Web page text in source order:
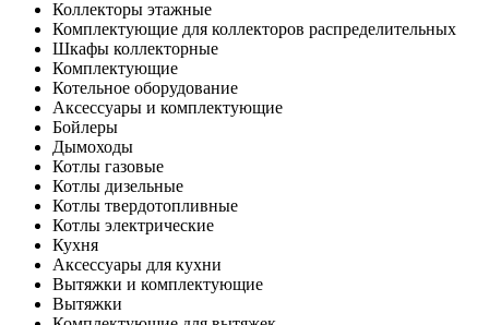
Коллекторы этажные
Комплектующие для коллекторов распределительных
Шкафы коллекторные
Комплектующие
Котельное оборудование
Аксессуары и комплектующие
Бойлеры
Дымоходы
Котлы газовые
Котлы дизельные
Котлы твердотопливные
Котлы электрические
Кухня
Аксессуары для кухни
Вытяжки и комплектующие
Вытяжки